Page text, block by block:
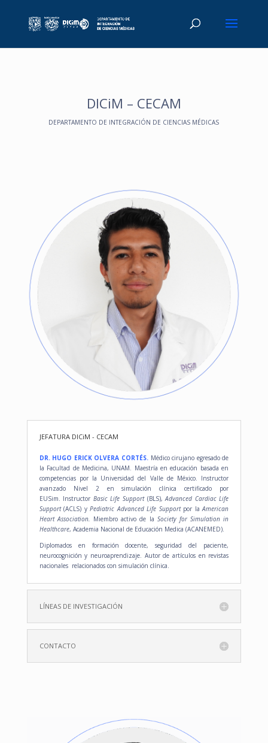
DICiM – CECAM
DEPARTAMENTO DE INTEGRACIÓN DE CIENCIAS MÉDICAS
JEFATURA DICiM - CECAM
DR. HUGO ERICK OLVERA CORTÉS. Médico cirujano egresado de
la Facultad de Medicina, UNAM. Maestría en educación basada en
competencias por la Universidad del Valle de México. Instructor
avanzado Nivel 2 en simulación clínica certificado por
EUSim. Instructor Basic Life Support(BLS),Advanced Cardiac Life
Support(ACLS) yPediatric Advanced Life Supportpor laAmerican
Heart Association. Miembro activo de la Society for Simulation in
Healthcare, Academia Nacional de Educación Medica (ACANEMED).
Diplomados en formación docente, seguridad del paciente,
neurocognición y neuroaprendizaje. Autor de artículos en revistas
nacionales relacionados con simulación clínica.
LÍNEAS DE INVESTIGACIÓN
CONTACTO